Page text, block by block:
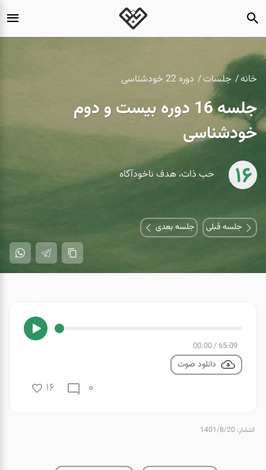
خانه جلسات دوره 22 خودشناسی
جلسه 16 دوره بیست و دوم
خودشناسی
16 حب ذات، هدف ناخودآگاه
جلسه قبلی جلسه بعدی
65:09
/
00:00
دانلود صوت
0
16
انتشار: 1401/8/20